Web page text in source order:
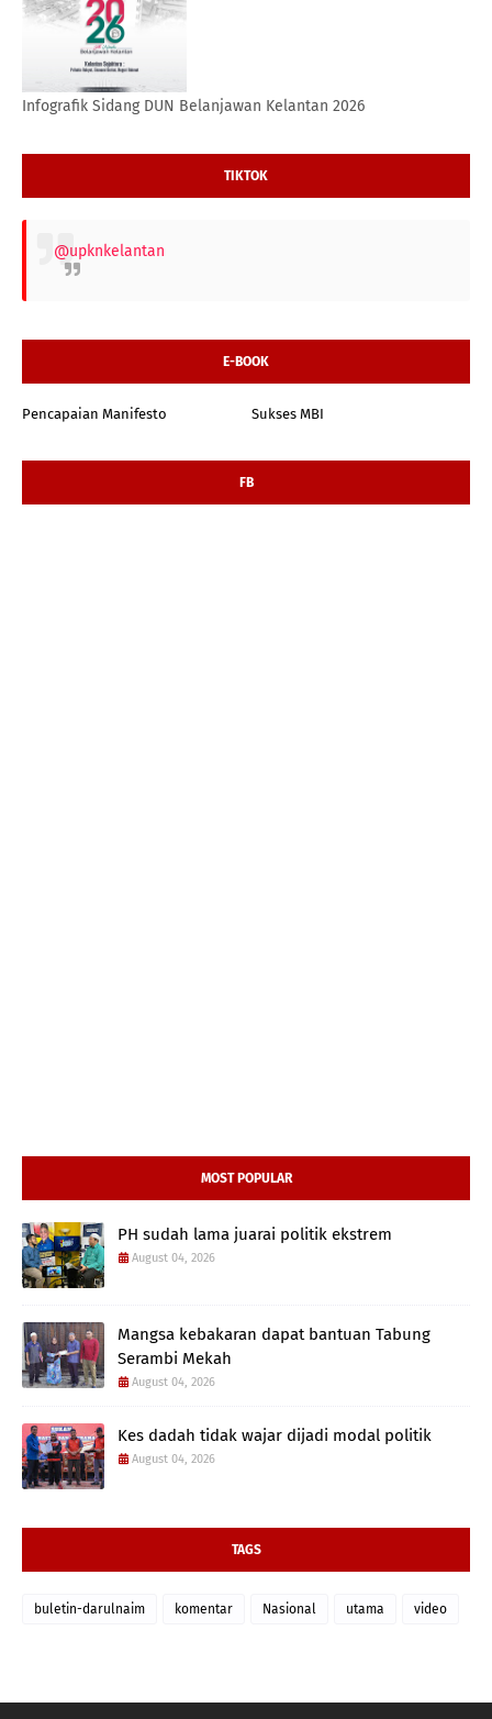
Infografik Sidang DUN Belanjawan Kelantan 2026
TIKTOK
@upknkelantan
E-BOOK
Pencapaian Manifesto Sukses MBI
FB
MOST POPULAR
PH sudah lama juarai politik ekstrem
August 04, 2026
Mangsa kebakaran dapat bantuan Tabung
Serambi Mekah
August 04, 2026
Kes dadah tidak wajar dijadi modal politik
August 04, 2026
TAGS
buletin-darulnaim komentar Nasional utama video